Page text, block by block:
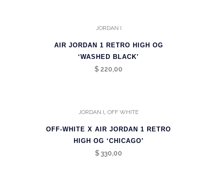
JORDAN I
AIR JORDAN 1 RETRO HIGH OG
‘WASHED BLACK’
$ 220,00
JORDAN I OFF WHITE
OFF-WHITE X AIR JORDAN 1 RETRO
HIGH OG ‘CHICAGO’
$330,00